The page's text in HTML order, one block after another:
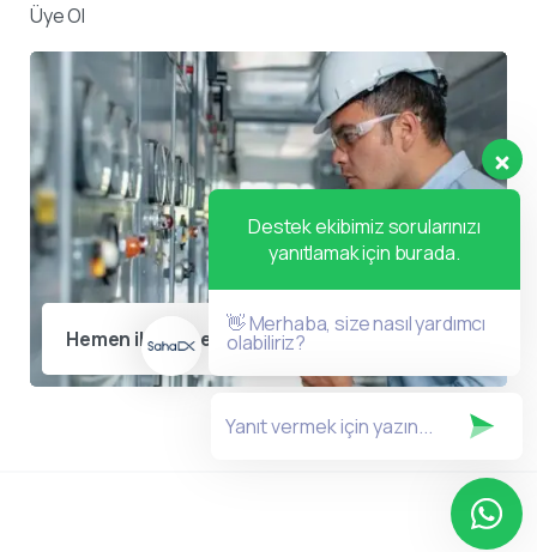
Üye Ol
Hemen iletişime geçin
Destek ekibimiz sorularınızı
yanıtlamak için burada.
👋 Merhaba, size nasıl yardımcı
olabiliriz?